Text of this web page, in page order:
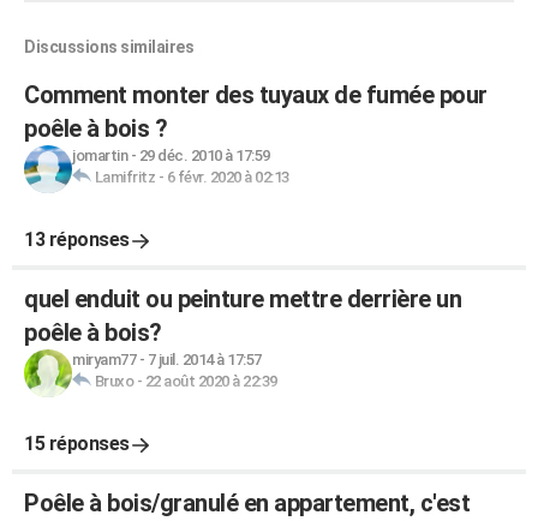
Discussions similaires
Comment monter des tuyaux de fumée pour
poêle à bois ?
jomartin- 29 déc. 2010 à 17:59
Lamifritz - 6 févr. 2020 à 02:13
13 réponses
quel enduit ou peinture mettre derrière un
poêle à bois?
miryam77- 7 juil. 2014 à 17:57
Bruxo- 22 août 2020 à 22:39
15 réponses
Poêle à bois/granulé en appartement, c'est